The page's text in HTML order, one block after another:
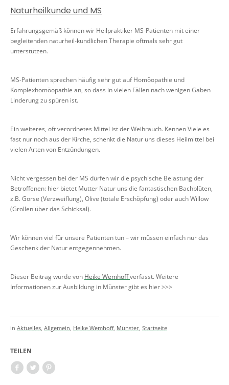
Naturheilkunde und MS
Erfahrungsgemäß können wir Heilpraktiker MS-Patienten mit einer
begleitenden naturheil-kundlichen Therapie oftmals sehr gut
unterstützen.
MS-Patienten sprechen häufig sehr gut auf Homöopathie und
Komplexhomöopathie an, so dass in vielen Fällen nach wenigen Gaben
Linderung zu spüren ist.
Ein weiteres, oft verordnetes Mittel ist der Weihrauch. Kennen Viele es
fast nur noch aus der Kirche, schenkt die Natur uns dieses Heilmittel bei
vielen Arten von Entzündungen.
Nicht vergessen bei der MS dürfen wir die psychische Belastung der
Betroffenen: hier bietet Mutter Natur uns die fantastischen Bachblüten,
z.B. Gorse (Verzweiflung), Olive (totale Erschöpfung) oder auch Willow
(Grollen über das Schicksal).
Wir können viel für unsere Patienten tun – wir müssen einfach nur das
Geschenk der Natur entgegennehmen.
Dieser Beitrag wurde von Heike Wemhoffverfasst. Weitere
Informationen zur Ausbildung in Münster gibt es hier >>>
in Aktuelles Allgemein Heike Wemhoff, Münster Startseite
TEILEN